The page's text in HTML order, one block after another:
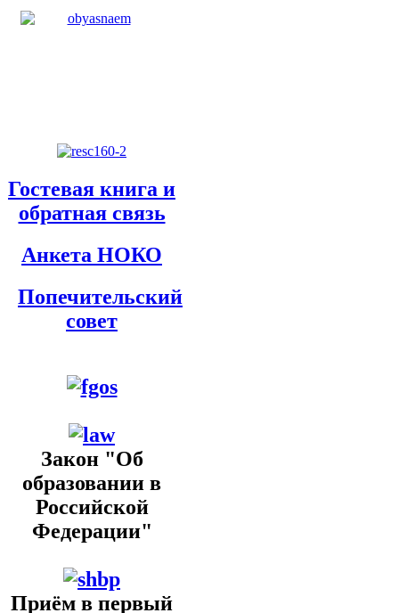
Гостевая книга и
обратная связь
Анкета НОКО
Попечительский
совет
Закон "Об
образовании в
Российской
Федерации"
Приём в первый